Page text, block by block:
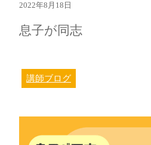
2022年8月18日
息子が同志
講師ブログ